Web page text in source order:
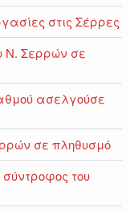
στις Σέρρες
Ν. Σερρών σε
ασελγούσε
σε πληθυσμό
του